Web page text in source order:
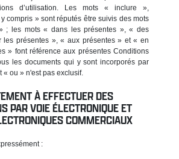
d’utilisation. Les mots « inclure »,
compris » sont réputés être suivis des mots
; les mots « dans les présentes », « des
les présentes », « aux présentes » et « en
» font référence aux présentes Conditions
les documents qui y sont incorporés par
« ou » n'est pas exclusif.
À EFFECTUER DES
PAR VOIE ÉLECTRONIQUE ET
COMMERCIAUX
: